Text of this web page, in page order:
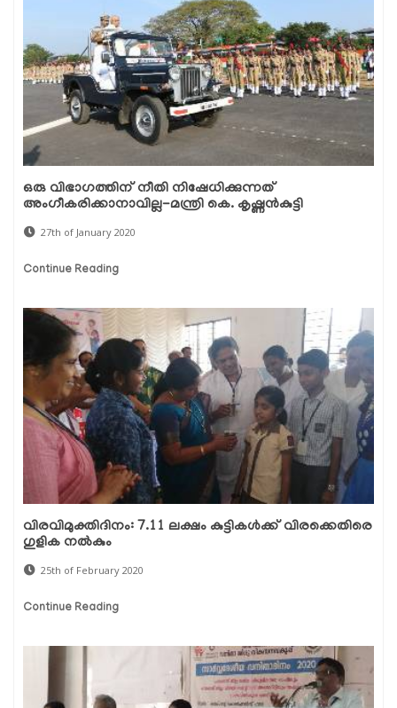
ഒരു വിഭാഗത്തിന് നീതി നിഷേധിക്കുന്നത്
അംഗീകരിക്കാനാവില്ല-മന്ത്രി കെ. കൃഷ്ണന്‍കുട്ടി
27th of January 2020
Continue Reading
വിരവിമുക്തിദിനം: 7.11 ലക്ഷം കുട്ടികള്‍ക്ക് വിരക്കെതിരെ
ഗുളിക നല്‍കും
25th of February 2020
Continue Reading